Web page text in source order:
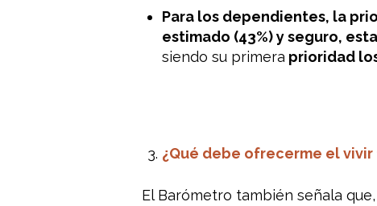
Para los dependientes, la
estimado (43%) y seguro,
siendo su primera prioridad
¿Qué debe ofrecerme el vivir
El Barómetro también señala